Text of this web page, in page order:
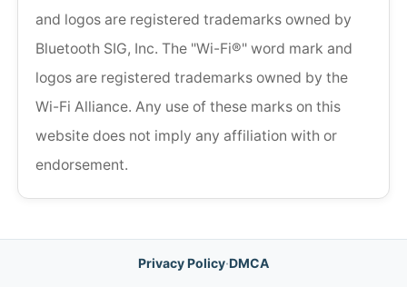
and logos are registered trademarks owned by
Bluetooth SIG, Inc. The "Wi-Fi®" word mark and
logos are registered trademarks owned by the
Wi-Fi Alliance. Any use of these marks on this
website does not imply any affiliation with or
endorsement.
Privacy Policy·DMCA